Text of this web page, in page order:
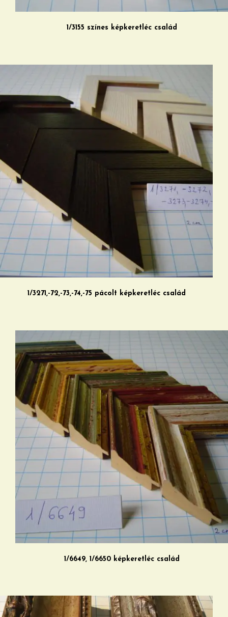
1/3155 színes képkeretléc család
1/3271,-72,-73,-74,-75 pácolt képkeretléc család
1/6649, 1/6650 képkeretléc család